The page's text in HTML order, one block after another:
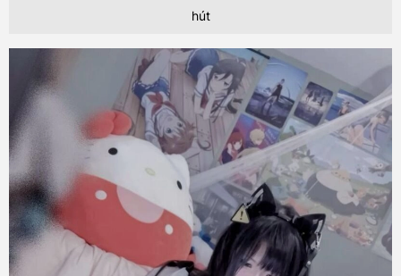
hút